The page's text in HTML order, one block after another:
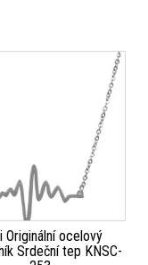
Originální ocelový
Srdeční tep KNSC-